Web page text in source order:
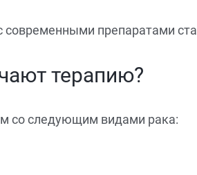
современными препаратами
терапию?
со следующим видами рака: